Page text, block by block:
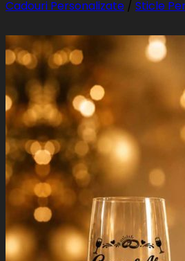
Cadouri Personalizate / Sticle